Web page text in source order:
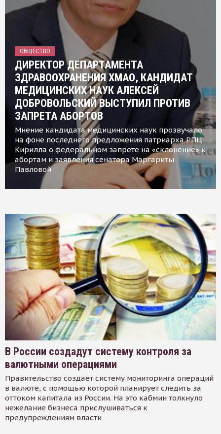
ОБЩЕСТВО
ДИРЕКТОР ДЕПАРТАМЕНТА
ЗДРАВООХРАНЕНИЯ ХМАО, КАНДИДАТ
МЕДИЦИНСКИХ НАУК АЛЕКСЕЙ
ДОБРОВОЛЬСКИЙ ВЫСТУПИЛ ПРОТИВ
ЗАПРЕТА АБОРТОВ
Мнение кандидата медицинских наук прозвучало
на фоне последнего предложения патриарха РПЦ
Кирилла о федеральном запрете на «склонение» к
абортам и заявления сенатора Маргариты
Павловой
В России создадут систему контроля за
валютными операциями
Правительство создает систему мониторинга операций
в валюте, с помощью которой планирует следить за
оттоком капитала из России. На это кабмин толкнуло
нежелание бизнеса прислушиваться к
предупреждениям власти